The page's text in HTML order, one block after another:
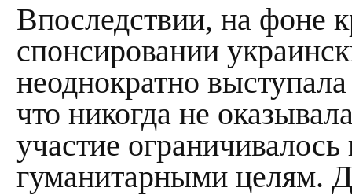
Впоследствии, на фоне
спонсировании
неоднократно
что никогда не
участие
гуманитарными целям.